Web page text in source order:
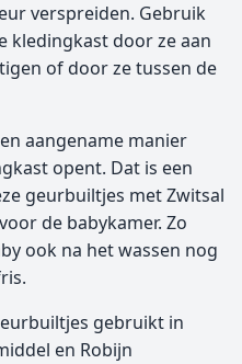
verspreiden. Gebruik
kledingkast door ze aan
of door ze tussen de
aangename manier
opent. Dat is een
geurbuiltjes met Zwitsal
de babykamer. Zo
ook na het wassen nog
gebruikt in
en Robijn